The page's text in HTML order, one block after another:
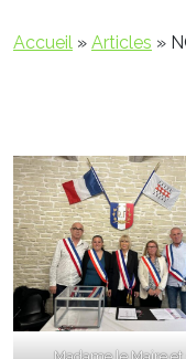
Accueil » Articles »